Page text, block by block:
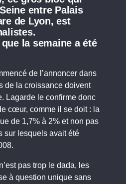
entre Palais
de Lyon, est
la semaine a été
de l’annoncer dans
de la croissance doivent
Lagarde le confirme donc
cœur, comme il se doit : la
de 1,7% à 2% et non pas
sur lesquels avait été
pas trop le dada, les
à question unique sans